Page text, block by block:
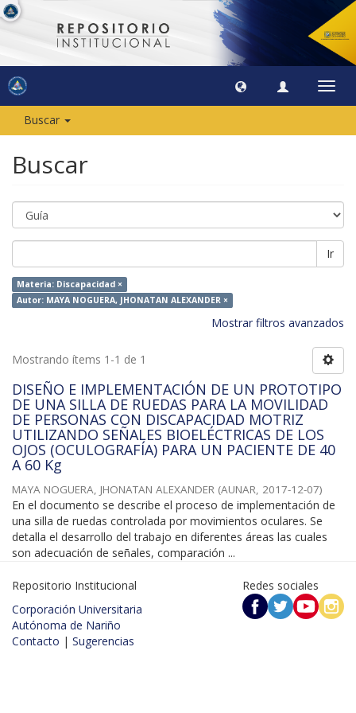
Buscar
Buscar
Ir
Materia: Discapacidad ×
Autor: MAYA NOGUERA, JHONATAN ALEXANDER ×
Mostrar filtros avanzados
Mostrando ítems 1-1 de 1
DISEÑO E IMPLEMENTACIÓN DE UN PROTOTIPO
DE UNA SILLA DE RUEDAS PARA LA MOVILIDAD
DE PERSONAS CON DISCAPACIDAD MOTRIZ
UTILIZANDO SEÑALES BIOELÉCTRICAS DE LOS
OJOS (OCULOGRAFÍA) PARA UN PACIENTE DE 40
A 60 Kg
MAYA NOGUERA, JHONATAN ALEXANDER (AUNAR, 2017-12-07)
En el documento se describe el proceso de implementación de
una silla de ruedas controlada por movimientos oculares. Se
detalla el desarrollo del trabajo en diferentes áreas las cuales
son adecuación de señales, comparación ...
Repositorio Institucional
Corporación Universitaria
Autónoma de Nariño
Contacto | Sugerencias
Redes sociales